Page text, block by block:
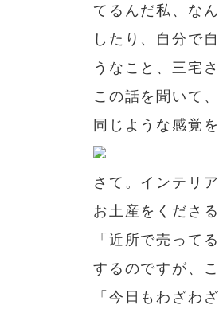
てるんだ私、な
したり、自分で
うなこと、三宅
この話を聞いて
同じような感覚
さて。インテリ
お土産をくださ
「近所で売って
するのですが、
「今日もわざわ